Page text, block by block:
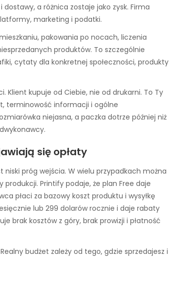
a różnica zostaje jako zysk. Firma
marketing i podatki.
pakowania po nocach, liczenia
produktów. To szczególnie
cytaty dla konkretnej społeczności, produkty
Klient kupuje od Ciebie, nie od drukarni. To Ty
terminowość informacji i ogólne
niejasna, a paczka dotrze później niż
się opłaty
niski próg wejścia. W wielu przypadkach można
Printify podaje, że plan Free daje
płaci za bazowy koszt produktu i wysyłkę
lub 299 dolarów rocznie i daje rabaty
brak kosztów z góry, brak prowizji i płatność
budżet zależy od tego, gdzie sprzedajesz i